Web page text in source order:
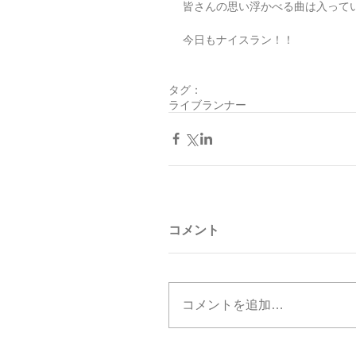
皆さんの思い浮かべる曲は入って
今日もナイスラン！！
タグ：
ライブランナー
コメント
コメントを追加…